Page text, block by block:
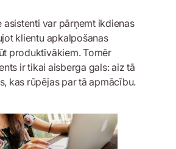
asistenti var pārņemt ikdienas
klientu apkalpošanas
produktīvākiem. Tomēr
ir tikai aisberga gals: aiz tā
kas rūpējas par tā apmācību.